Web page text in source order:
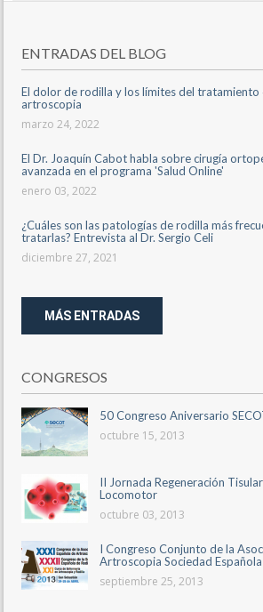
ENTRADAS DEL BLOG
El dolor de rodilla y los límites del
artroscopia
marzo 24, 2022
El Dr. Joaquín Cabot habla sobre cirugía
avanzada en el programa 'Salud Online'
enero 03, 2022
¿Cuáles son las patologías de rodilla más
tratarlas? Entrevista al Dr. Sergio Celi
diciembre 27, 2021
MÁS ENTRADAS
CONGRESOS
50 Congreso Aniversario
octubre 15, 2013
II Jornada Regeneración
Locomotor
octubre 03, 2013
I Congreso Conjunto de la
Artroscopia Sociedad
septiembre 25, 2013